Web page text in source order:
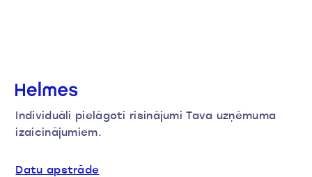
Individuāli pielāgoti risinājumi Tava uzņēmuma
izaicinājumiem.
Datu apstrāde